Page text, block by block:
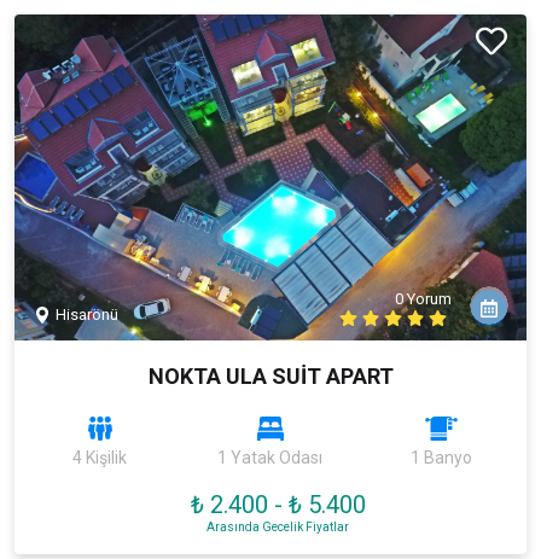
Hisarönü
0 Yorum
NOKTA ULA SUİT APART
4 Kişilik 1 Yatak Odası 1 Banyo
₺ 2.400 - ₺ 5.400
Arasında Gecelik Fiyatlar